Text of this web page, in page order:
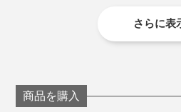
付属の「サポートプレート」
非対応のワイヤレス充電対応
iPhone吸着面と底面には、マ
マグネットの磁力でここまで
になるなんて……。これはきっ
90日 ※初期不良の交換、修
7日以内となります）
さらに表
商品を購入